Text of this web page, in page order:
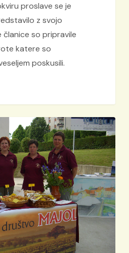
proslave se je
z svojo
članice so pripravile
katere so
poskusili.